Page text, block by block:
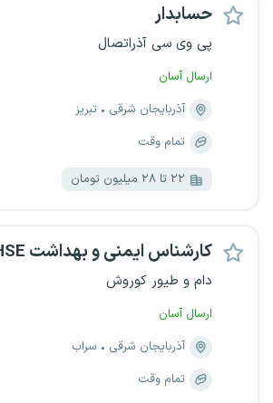
حسابدار
پی وی سی آذراتصال
ارسال آسان
آذربایجان شرقی
تبریز
تمام وقت
۲۲ تا ۲۸ میلیون تومان
کارشناس ایمنی و بهداشت HSE
دام و طیور کوروش
ارسال آسان
آذربایجان شرقی
سراب
تمام وقت